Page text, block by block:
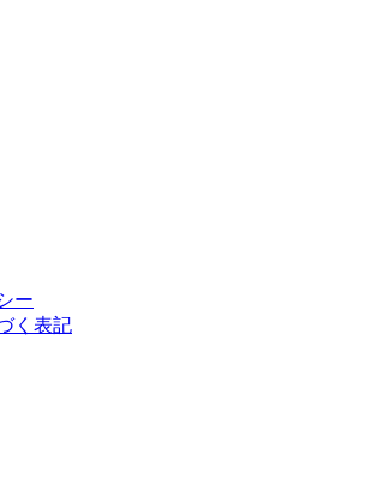
ー
く表記